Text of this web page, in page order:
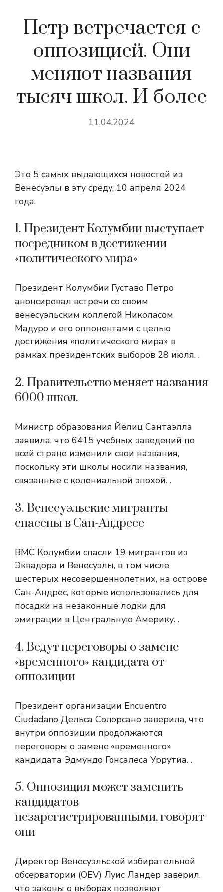
Петр встречается с
оппозицией. Они
меняют названия
тысяч школ. И более
11.04.2024
Это 5 самых выдающихся новостей из
Венесуэлы в эту среду, 10 апреля 2024
года.
1. Президент Колумбии выступает
посредником в достижении
«политического мира»
Президент Колумбии Густаво Петро
анонсировал встречи со своим
венесуэльским коллегой Николасом
Мадуро и его оппонентами с целью
достижения «политического мира» в
рамках президентских выборов 28 июля. .
2. Правительство меняет названия
6000 школ.
Министр образования Йелиц Сантаэлла
заявила, что 6415 учебных заведений по
всей стране изменили свои названия,
поскольку эти школы носили названия,
связанные с колониальной эпохой. .
3. Венесуэльские мигранты
спасены в Сан-Андресе
ВМС Колумбии спасли 19 мигрантов из
Эквадора и Венесуэлы, в том числе
шестерых несовершеннолетних, на острове
Сан-Андрес, которые использовались для
посадки на незаконные лодки для
эмиграции в Центральную Америку. .
4. Ведут переговоры о замене
«временного» кандидата от
оппозиции
Президент организации Encuentro
Ciudadano Дельса Солорсано заверила, что
внутри оппозиции продолжаются
переговоры о замене «временного»
кандидата Эдмундо Гонсалеса Уррутиа. .
5. Оппозиция может заменить
кандидатов
незарегистрированными, говорят
они
Директор Венесуэльской избирательной
обсерватории (OEV) Луис Ландер заверил,
что законы о выборах позволяют